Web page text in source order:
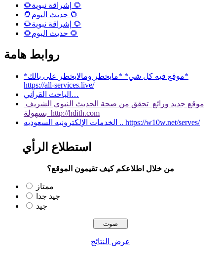
🌻إشراقة نبوية 🌻
🌻حديث اليوم 🌻
🌻إشراقة نبوية 🌻
🌻حديث اليوم 🌻
روابط هامة
*موقع فيه كل شي* *مايخطر ومالايخطر على بالك*
https://all-services.live/
الباحث القرآني…
موقع جديد ورائع تحقق من صحة الحديث النبوي الشريف
بسهولة http://hdith.com
الخدمات الإلكترونيه السعوديه .. https://w10w.net/serves/
استطلاع الرأي
من خلال اطلاعكم كيف تقيمون الموقع؟
ممتاز
جيد جدا
جيد
عرض النتائج